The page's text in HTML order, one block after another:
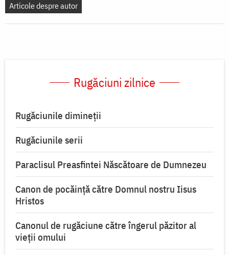
Articole despre autor
Rugăciuni zilnice
Rugăciunile dimineții
Rugăciunile serii
Paraclisul Preasfintei Născătoare de Dumnezeu
Canon de pocăință către Domnul nostru Iisus
Hristos
Canonul de rugăciune către îngerul păzitor al
vieții omului